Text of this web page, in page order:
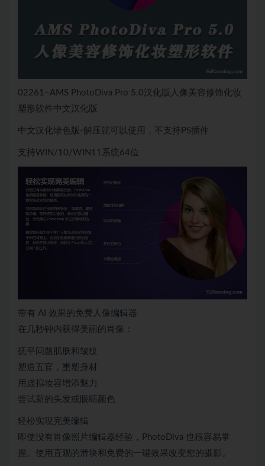
02261–AMS PhotoDiva Pro 5.0汉化版人像美容修饰化妆
塑形软件中文汉化版
中文汉化绿色版-解压就可以使用，不支持PS插件
支持WIN/10/WIN11系统64位
带有 AI 效果的免费人像编辑器
在几秒钟内获得美丽的肖像：
抚平问题肌肤和皱纹
塑造五官，重塑身材
用虚拟妆容增添魅力
尝试新的头发或眼睛颜色
轻松实现完美编辑
即使没有肖像照片编辑器经验，PhotoDiva 也很容易掌
握。使用直观的滑块和免费的一键效果改变您的摄影。